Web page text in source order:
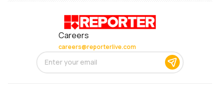
Careers
careers@reporterlive.com